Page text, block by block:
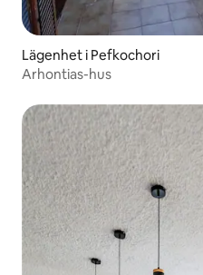
Lägenhet i Pefkochori
Arhontias-hus